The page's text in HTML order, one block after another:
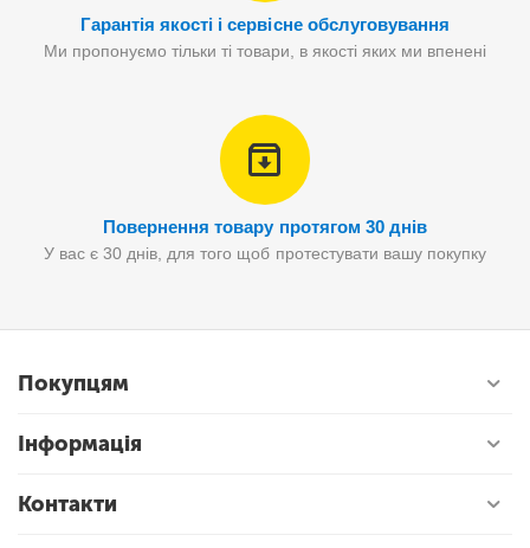
Гарантія якості і сервісне обслуговування
Ми пропонуємо тільки ті товари, в якості яких ми впенені
Повернення товару протягом 30 днів
У вас є 30 днів, для того щоб протестувати вашу покупку
Покупцям
Інформація
Контакти